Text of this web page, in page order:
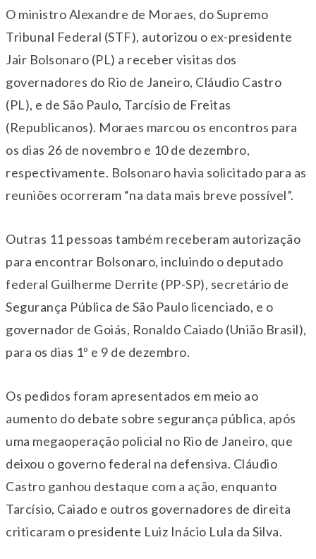
O ministro Alexandre de Moraes, do Supremo
Tribunal Federal (STF), autorizou o ex-presidente
Jair Bolsonaro (PL) a receber visitas dos
governadores do Rio de Janeiro, Cláudio Castro
(PL), e de São Paulo, Tarcísio de Freitas
(Republicanos). Moraes marcou os encontros para
os dias 26 de novembro e 10 de dezembro,
respectivamente. Bolsonaro havia solicitado para as
reuniões ocorreram “na data mais breve possível”.
Outras 11 pessoas também receberam autorização
para encontrar Bolsonaro, incluindo o deputado
federal Guilherme Derrite (PP-SP), secretário de
Segurança Pública de São Paulo licenciado, e o
governador de Goiás, Ronaldo Caiado (União Brasil),
para os dias 1º e 9 de dezembro.
Os pedidos foram apresentados em meio ao
aumento do debate sobre segurança pública, após
uma megaoperação policial no Rio de Janeiro, que
deixou o governo federal na defensiva. Cláudio
Castro ganhou destaque com a ação, enquanto
Tarcísio, Caiado e outros governadores de direita
criticaram o presidente Luiz Inácio Lula da Silva.